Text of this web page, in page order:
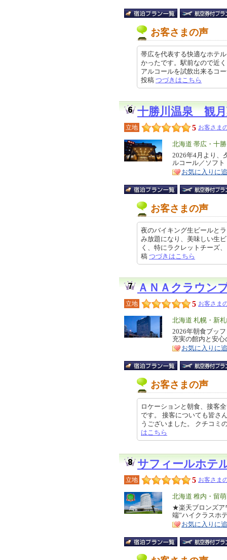
お客さまの声
帯広を代表する快適なホテ
かったです。駅前なので近
アルコールを試飲出来るコ
投稿 つづきはこちら
十勝川温泉 観
立地 5 お客さま
エ
リ
ア
北海道 帯広・十勝
特
徴
2026年4月より、
ルコール／ソフ
お気に入りに
お客さまの声
夜のバイキング生ビールと
み放題になり、美味しい生
く、特にラクレットチーズ
稿 つづきはこちら
ＡＮＡクラウン
立地 5 お客さま
エ
リ
ア
北海道 札幌・新
特
徴
2026年朝食ブッ
充実の館内と安
お気に入りに
お客さまの声
ロケーションと朝食、接客
です。 接客についても皆さ
うございました。 クチコ
はこちら
サフィールホテ
立地 5 お客さま
エ
リ
ア
北海道 稚内・留
特
徴
★楽天ブロンズア
端”ハイクラスホ
お気に入りに